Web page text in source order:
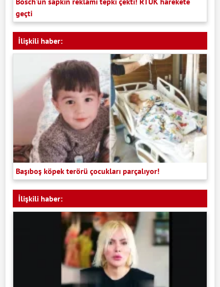
geçti
İlişkili haber:
Başıboş köpek terörü çocukları parçalıyor!
İlişkili haber: